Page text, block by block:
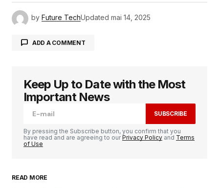
by Future TechUpdated mai 14, 2025
ADD A COMMENT
Votre adresse e-mail ne sera pas publiée. Les
champs obligatoires sont indiqués avec
Your Name
Keep Up to Date with the Most
Important News
SUBSCRIBE
By pressing the Subscribe button, you confirm that you
have read and are agreeing to ourPrivacy Policy and Terms
of Use
READ MORE